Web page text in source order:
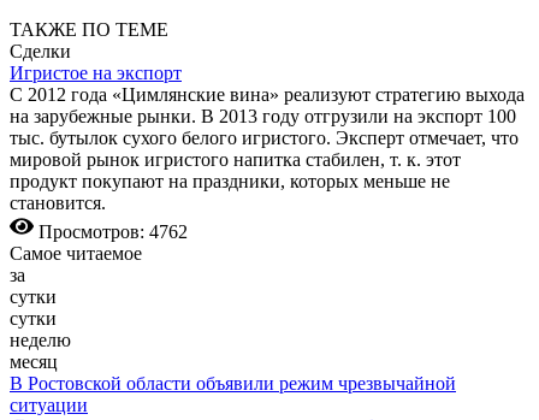
ТАКЖЕ ПО ТЕМЕ
Сделки
Игристое на экспорт
С 2012 года «Цимлянские вина» реализуют стратегию выхода
на зарубежные рынки. В 2013 году отгрузили на экспорт 100
тыс. бутылок сухого белого игристого. Эксперт отмечает, что
мировой рынок игристого напитка стабилен, т. к. этот
продукт покупают на праздники, которых меньше не
становится.
Просмотров: 4762
Самое читаемое
за
сутки
сутки
неделю
месяц
В Ростовской области объявили режим чрезвычайной
ситуации